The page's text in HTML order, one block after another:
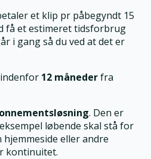
et klip pr påbegyndt 15
få et estimeret tidsforbrug
i gang så du ved at det er
12 månederfra
. Den er
løbende skal stå for
eller andre
kontinuitet.